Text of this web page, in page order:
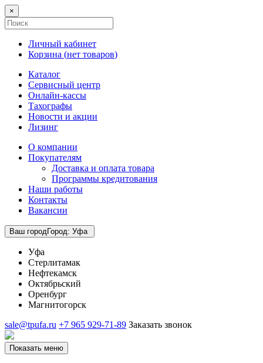
×
Личный кабинет
Корзина (нет товаров)
Каталог
Сервисный центр
Онлайн-кассы
Тахографы
Новости и акции
Лизинг
О компании
Покупателям
Доставка и оплата товара
Программы кредитования
Наши работы
Контакты
Вакансии
Ваш городГород: Уфа
Уфа
Стерлитамак
Нефтекамск
Октябрьский
Оренбург
Магнитогорск
sale@tpufa.ru +7 965 929-71-89 Заказать звонок
Показать меню